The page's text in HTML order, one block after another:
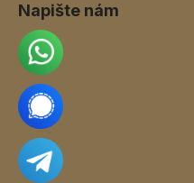
Napište nám